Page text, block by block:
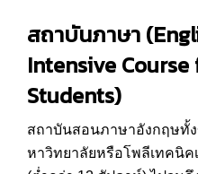
สถาบันภาษา (
Intensive
Students)
สถาบันสอนภาษาอังกฤษทั้
หาวิทยาลัยหรือโพลีเทคนิ